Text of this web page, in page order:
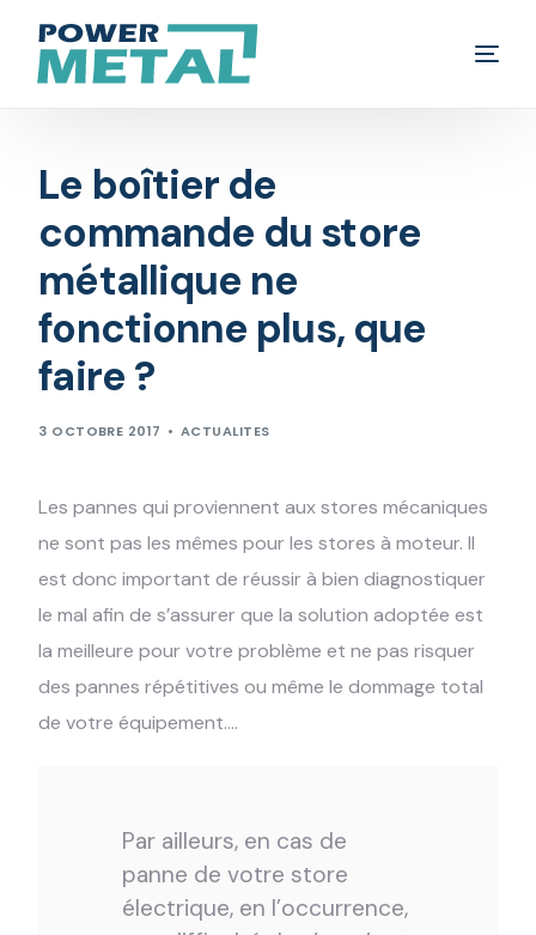
Le boîtier de
commande du store
métallique ne
fonctionne plus, que
faire ?
3 OCTOBRE 2017 ACTUALITES
Les pannes qui proviennent aux stores mécaniques
ne sont pas les mêmes pour les stores à moteur. Il
est donc important de réussir à bien diagnostiquer
le mal afin de s’assurer que la solution adoptée est
la meilleure pour votre problème et ne pas risquer
des pannes répétitives ou même le dommage total
de votre équipement….
Par ailleurs, en cas de
panne de votre store
électrique, en l’occurrence,
Porte de garage
Fenêtre
Blog